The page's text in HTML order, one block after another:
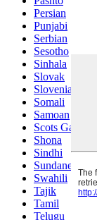
Persian
Punjabi
Serbian
Sesotho
Sinhala
Slovak
Slovenian
Somali
Samoan
Scots Gaelic
Shona
Sindhi
Sundanese
Swahili
Tajik
Tamil
Telugu